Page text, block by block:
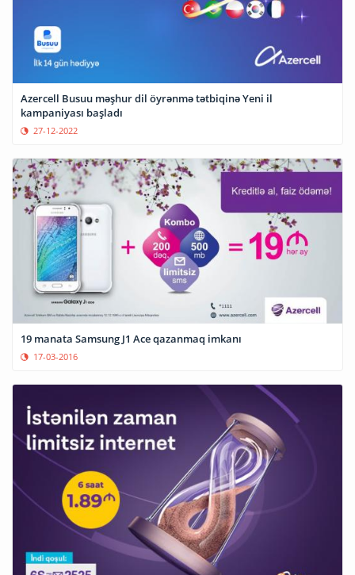
Azercell Busuu məşhur dil öyrənmə tətbiqinə Yeni il
kampaniyası başladı
27-12-2022
19 manata Samsung J1 Ace qazanmaq imkanı
17-03-2016